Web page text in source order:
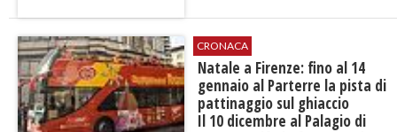
CRONACA
Natale a Firenze: fino al 14
gennaio al Parterre la pista di
pattinaggio sul ghiaccio
Il 10 dicembre al Palagio di